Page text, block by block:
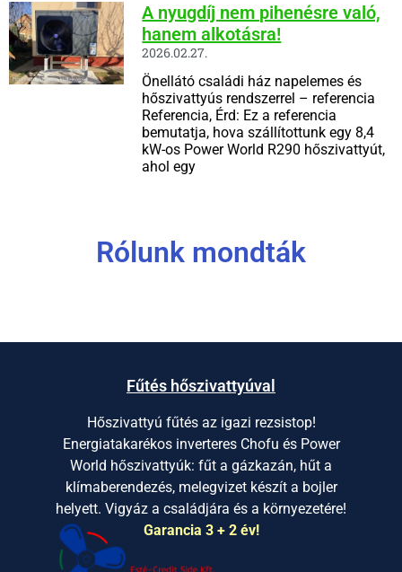
A nyugdíj nem pihenésre való,
hanem alkotásra!
2026.02.27.
Önellátó családi ház napelemes és
hőszivattyús rendszerrel – referencia
Referencia, Érd: Ez a referencia
bemutatja, hova szállítottunk egy 8,4
kW-os Power World R290 hőszivattyút,
ahol egy
Rólunk mondták
Fűtés hőszivattyúval
Hőszivattyú fűtés az igazi rezsistop!
Energiatakarékos inverteres Chofu és Power
World hőszivattyúk: fűt a gázkazán, hűt a
klímaberendezés, melegvizet készít a bojler
helyett. Vigyáz a családjára és a környezetére!
Garancia 3 + 2 év!